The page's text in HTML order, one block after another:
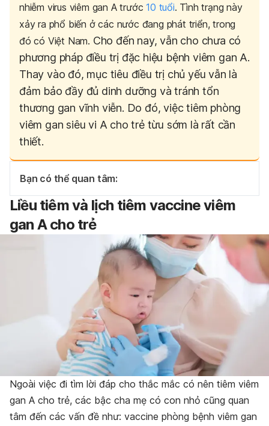
nhiễm virus viêm gan A trước10 tuổi. Tình trạng này
xảy ra phổ biến ở các nước đang phát triển, trong
đó có Việt Nam. Cho đến nay, vẫn cho chưa có
phương pháp điều trị đặc hiệu bệnh viêm gan A.
Thay vào đó, mục tiêu điều trị chủ yếu vẫn là
đảm bảo đầy đủ dinh dưỡng và tránh tổn
thương gan vĩnh viễn. Do đó, việc tiêm phòng
viêm gan siêu vi A cho trẻ từu sớm là rất cần
thiết.
Bạn có thể quan tâm:
Liều tiêm và lịch tiêm vaccine viêm
gan A cho trẻ
Ngoài việc đi tìm lời đáp cho thắc mắc có nên tiêm viêm
gan A cho trẻ, các bậc cha mẹ có con nhỏ cũng quan
tâm đến các vấn đề như: vaccine phòng bệnh viêm gan